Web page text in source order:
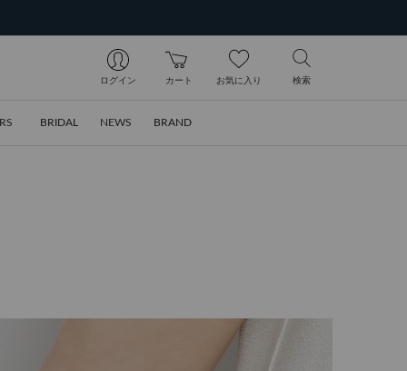
ログイン カート お気に入り 検索
BRIDAL NEWS BRAND